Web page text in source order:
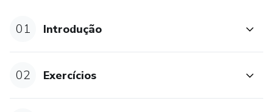
01 Introdução
02 Exercícios